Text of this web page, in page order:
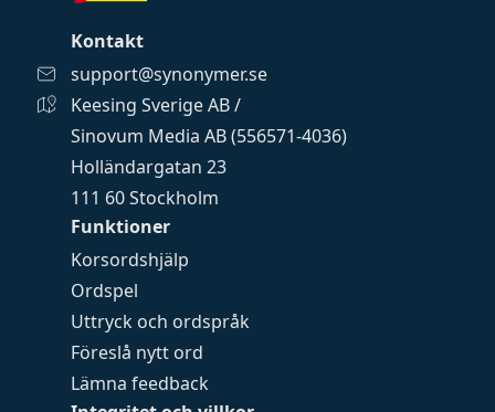
Funktioner
Korsordshjälp
Ordspel
Uttryck och ordspråk
Föreslå nytt ord
Lämna feedback
Kontakt
support@synonymer.se
Keesing Sverige AB /
Sinovum Media AB (556571-4036)
Holländargatan 23
111 60 Stockholm